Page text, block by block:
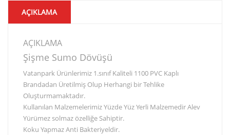
AÇIKLAMA
AÇIKLAMA
Şişme Sumo Dövüşü
Vatanpark Ürünlerimiz 1.sınıf Kaliteli 1100 PVC Kaplı
Brandadan Üretilmiş Olup Herhangi bir Tehlike
Oluşturmamaktadır.
Kullanılan Malzemelerimiz Yüzde Yüz Yerli Malzemedir Alev
Yürümez solmaz özelliğe Sahiptir.
Koku Yapmaz Anti Bakteriyeldir.